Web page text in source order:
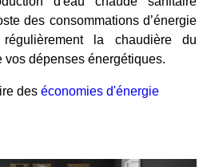
des consommations d’énergie
la chaudière du
dépenses énergétiques.
des économies d'énergie